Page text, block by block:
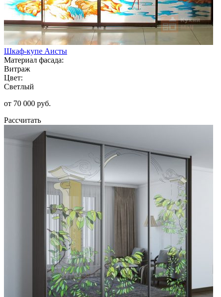
Шкаф-купе Аисты
Материал фасада:
Витраж
Цвет:
Светлый
от 70 000 руб.
Рассчитать